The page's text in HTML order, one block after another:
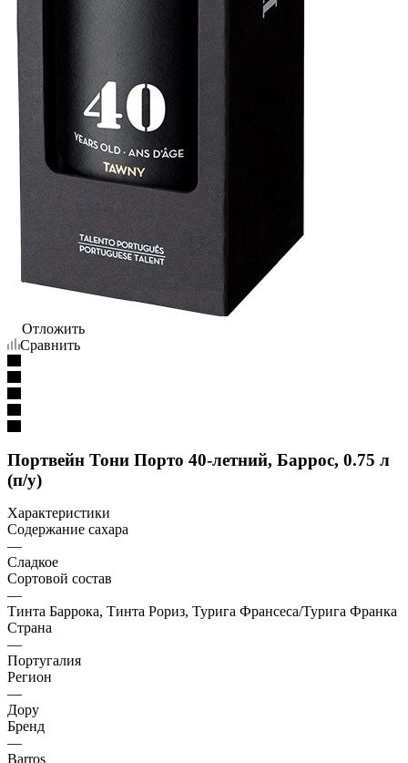
Отложить
Сравнить
Портвейн Тони Порто 40-летний, Баррос, 0.75 л
(п/у)
Характеристики
Содержание сахара
—
Сладкое
Сортовой состав
—
Тинта Баррока, Тинта Рориз, Турига Франсеса/Турига Франка
Страна
—
Португалия
Регион
—
Дору
Бренд
—
Barros